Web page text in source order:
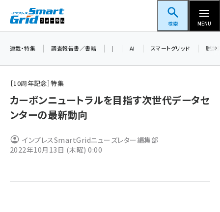
ン
スマートグリッドフォーラム
検索 MENU
蓄電池 (396)
ペロブスカイト (332)
ngn (275)
連載・特集 調査報告書／書籍 | AI スマートグリッド 脱炭
［10周年記念］特集
カーボンニュートラルを目指す次世代データセ
ンターの最新動向
インプレスSmartGridニューズレター編集部
2022年10月13日 (木曜) 0:00